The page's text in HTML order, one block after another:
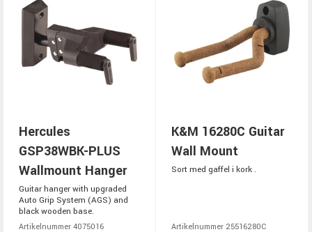
Hercules
GSP38WBK-PLUS
Wallmount Hanger
Guitar hanger with upgraded
Auto Grip System (AGS) and
black wooden base.
Artikelnummer 4075016
K&M 16280C Guitar
Wall Mount
Sort med gaffel i kork .
Artikelnummer 25516280C